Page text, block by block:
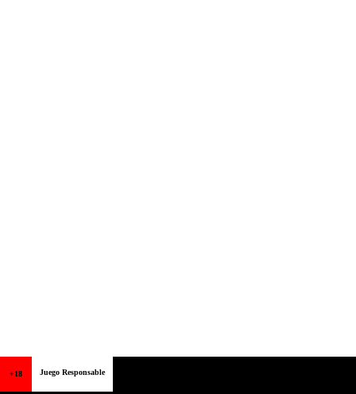
+18 Juego Responsable